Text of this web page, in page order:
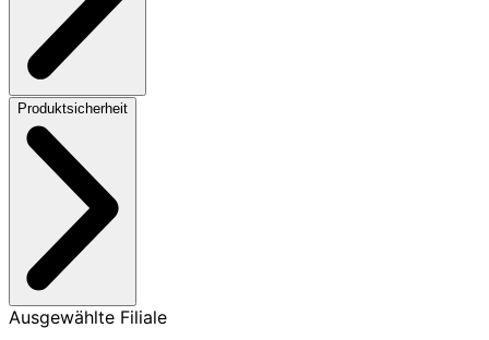
Produktsicherheit
Ausgewählte Filiale